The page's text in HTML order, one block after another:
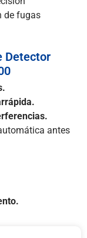
de fugas
Detector
antes